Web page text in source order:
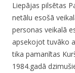
Liepājas pilsētas
netālu esošā
personas veikalā
apsekojot tuvāko
tika pamanītas
1984.gadā